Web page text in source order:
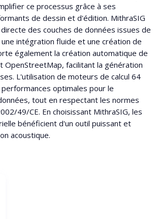
ce processus grâce à ses
de dessin et d'édition. MithraSIG
des couches de données issues de
intégration fluide et une création de
également la création automatique de
facilitant la génération
L'utilisation de moteurs de calcul 64
optimales pour le
tout en respectant les normes
49/CE. En choisissant MithraSIG, les
bénéficient d'un outil puissant et
acoustique.